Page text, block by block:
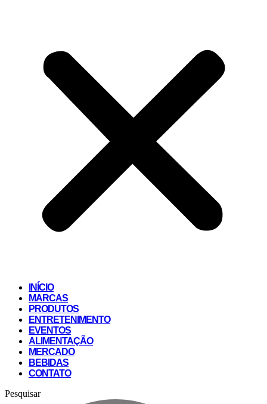
INÍCIO
MARCAS
PRODUTOS
ENTRETENIMENTO
EVENTOS
ALIMENTAÇÃO
MERCADO
BEBIDAS
CONTATO
Pesquisar